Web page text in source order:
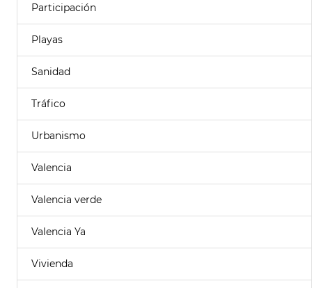
Participación
Playas
Sanidad
Tráfico
Urbanismo
Valencia
Valencia verde
Valencia Ya
Vivienda